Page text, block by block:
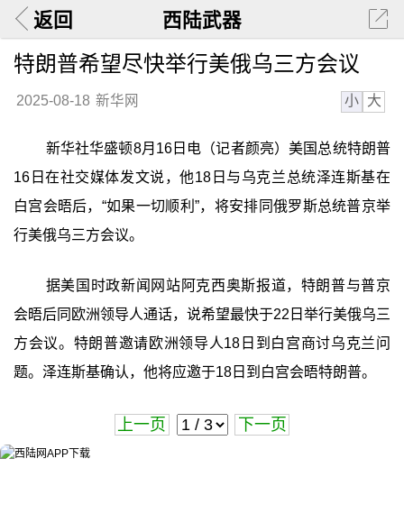
返回 西陆武器
特朗普希望尽快举行美俄乌三方会议
2025-08-18 新华网 小 大
新华社华盛顿8月16日电（记者颜亮）美国总统特朗普
16日在社交媒体发文说，他18日与乌克兰总统泽连斯基在
白宫会晤后，“如果一切顺利”，将安排同俄罗斯总统普京举
行美俄乌三方会议。
据美国时政新闻网站阿克西奥斯报道，特朗普与普京
会晤后同欧洲领导人通话，说希望最快于22日举行美俄乌三
方会议。特朗普邀请欧洲领导人18日到白宫商讨乌克兰问
题。泽连斯基确认，他将应邀于18日到白宫会晤特朗普。
上一页 下一页